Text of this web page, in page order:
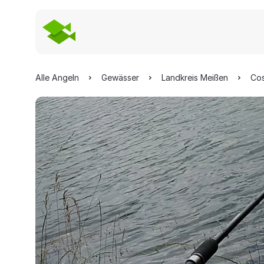
Alle Angeln Gewässer Landkreis Meißen